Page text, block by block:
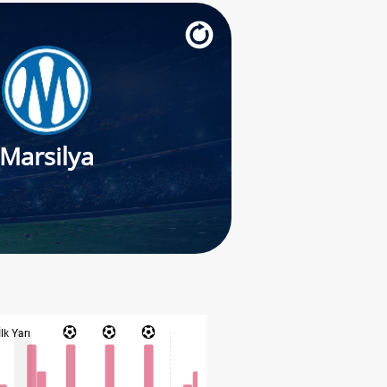
Marsilya
İlk Yarı